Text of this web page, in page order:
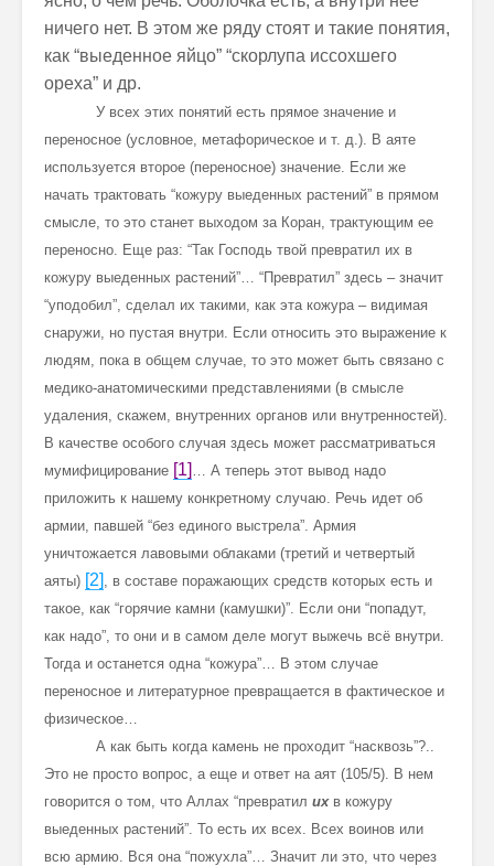
ничего нет. В этом же ряду стоят и такие понятия,
как “выеденное яйцо” “скорлупа иссохшего
ореха” и др.
У всех этих понятий есть прямое значение и
переносное (условное, метафорическое и т. д.). В аяте
используется второе (переносное) значение. Если же
начать трактовать “кожуру выеденных растений” в прямом
смысле, то это станет выходом за Коран, трактующим ее
переносно. Еще раз: “Так Господь твой превратил их в
кожуру выеденных растений”… “Превратил” здесь – значит
“уподобил”, сделал их такими, как эта кожура – видимая
снаружи, но пустая внутри. Если относить это выражение к
людям, пока в общем случае, то это может быть связано с
медико-анатомическими представлениями (в смысле
удаления, скажем, внутренних органов или внутренностей).
В качестве особого случая здесь может рассматриваться
мумифицирование [1] … А теперь этот вывод надо
приложить к нашему конкретному случаю. Речь идет об
армии, павшей “без единого выстрела”. Армия
уничтожается лавовыми облаками (третий и четвертый
аяты) [2] , в составе поражающих средств которых есть и
такое, как “горячие камни (камушки)”. Если они “попадут,
как надо”, то они и в самом деле могут выжечь всё внутри.
Тогда и останется одна “кожура”… В этом случае
переносное и литературное превращается в фактическое и
физическое…
А как быть когда камень не проходит “насквозь”?..
Это не просто вопрос, а еще и ответ на аят (105/5). В нем
говорится о том, что Аллах “превратил ихв кожуру
выеденных растений”. То есть их всех. Всех воинов или
всю армию. Вся она “пожухла”… Значит ли это, что через